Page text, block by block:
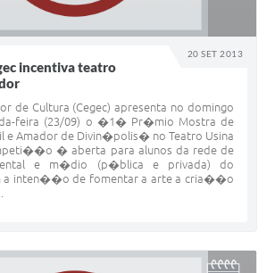
20 SET 2013
incentiva teatro
de Cultura (Cegec) apresenta no domingo
feira (23/09) o �1� Pr�mio Mostra de
e Amador de Divin�polis� no Teatro Usina
� aberta para alunos da rede de
e m�dio (p�blica e privada) do
a inten��o de fomentar a arte a cria��o